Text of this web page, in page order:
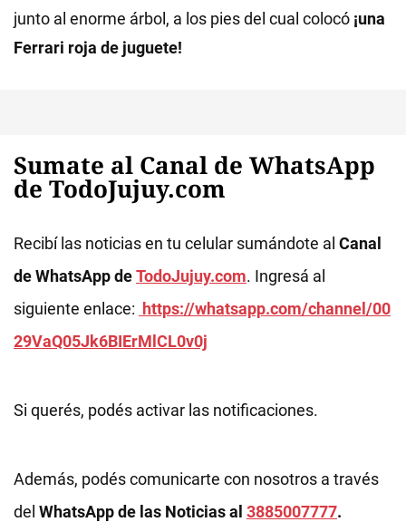
junto al enorme árbol, a los pies del cual colocó ¡una
Ferrari roja de juguete!
Sumate al Canal de WhatsApp
de TodoJujuy.com
Recibí las noticias en tu celular sumándote al Canal
de WhatsApp deTodoJujuy.com. Ingresá al
siguiente enlace: https://whatsapp.com/channel/00
29VaQ05Jk6BIErMlCL0v0j
Si querés, podés activar las notificaciones.
Además, podés comunicarte con nosotros a través
del WhatsApp de las Noticias al 3885007777.